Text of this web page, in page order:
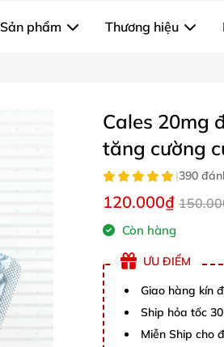
Sản phẩm Thương hiệu
Cales 20mg
tăng cường
|390
120.000₫
Còn hàng
ƯU ĐIỂM
Giao hàng kín
Ship hỏa tốc
Miễn Ship cho